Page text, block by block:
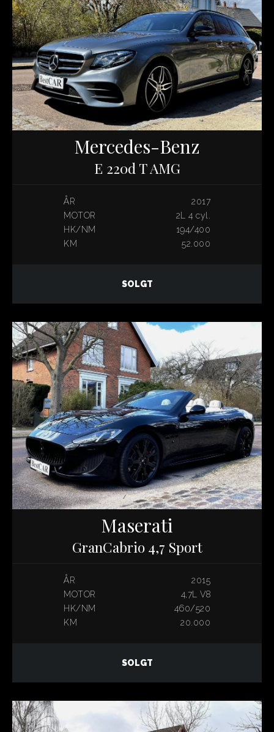
Mercedes-Benz
E 220d T AMG
ÅR
2017
MOTOR
2L 4 cyl.
HK/NM
194/400
KM
52.000
SOLGT
Maserati
GranCabrio 4,7 Sport
ÅR
2015
MOTOR
4,7L V8
HK/NM
460/520
KM
20.000
SOLGT